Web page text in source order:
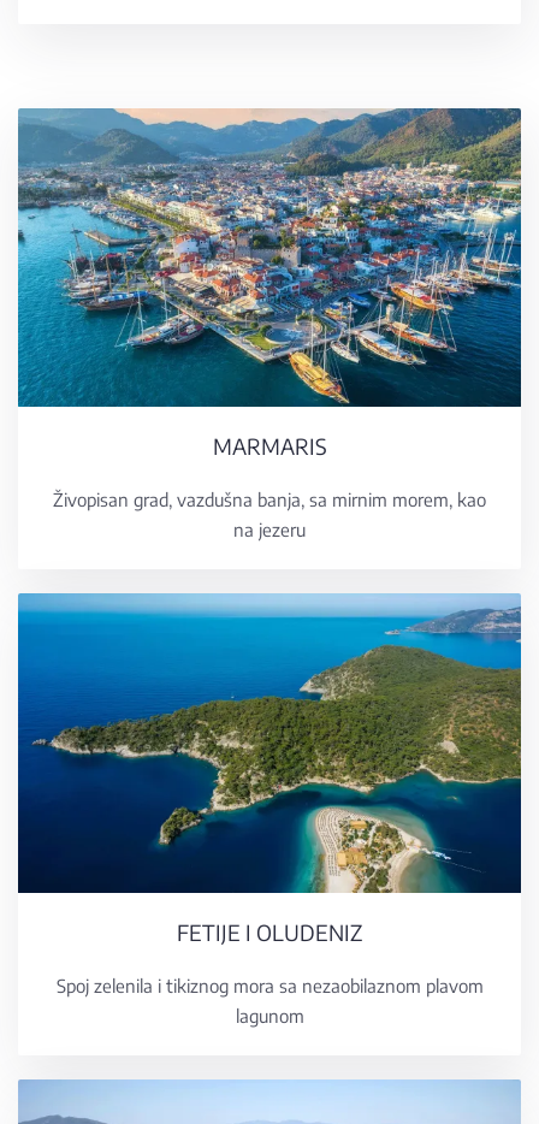
MARMARIS
Živopisan grad, vazdušna banja, sa mirnim morem, kao
na jezeru
FETIJE I OLUDENIZ
Spoj zelenila i tikiznog mora sa nezaobilaznom plavom
lagunom